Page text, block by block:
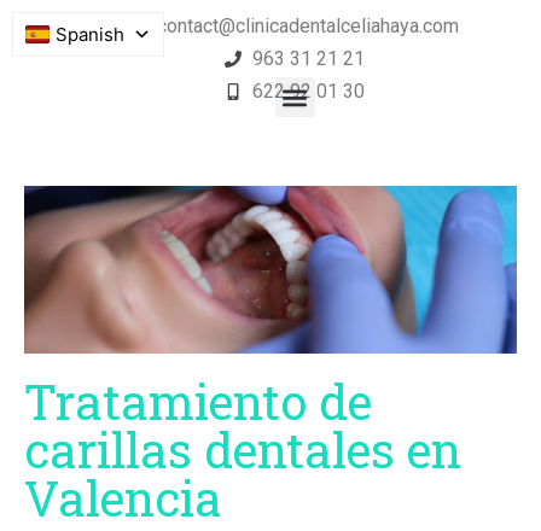
contact@clinicadentalceliahaya.com
963 31 21 21
622 92 01 30
Tratamiento de
carillas dentales en
Valencia
Spanish